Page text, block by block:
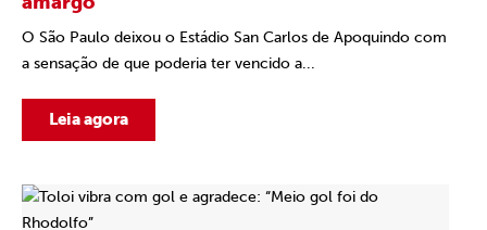
O São Paulo deixou o Estádio San Carlos de Apoquindo com
a sensação de que poderia ter vencido a...
Leia agora